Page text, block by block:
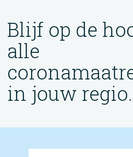
Blijf op de
alle
in jouw regio.